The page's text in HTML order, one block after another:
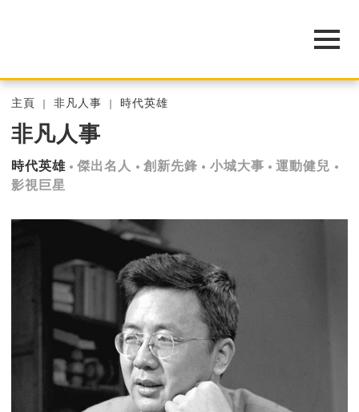
主頁 非凡人事 時代英雄
非凡人事
時代英雄 傑出名人 創新先鋒 小城大事
運動健兒
影視巨星